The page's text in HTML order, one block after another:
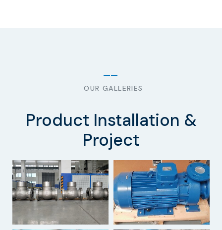
OUR GALLERIES
Product Installation &
Project